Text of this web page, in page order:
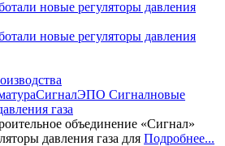
новые регуляторы давления
СигналЭПО Сигналновые
газа
объединение «Сигнал»
давления газа для Подробнее...